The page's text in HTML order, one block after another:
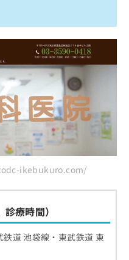
ikebukuro.com/
療時間）
道 池袋線・東武鉄道 東